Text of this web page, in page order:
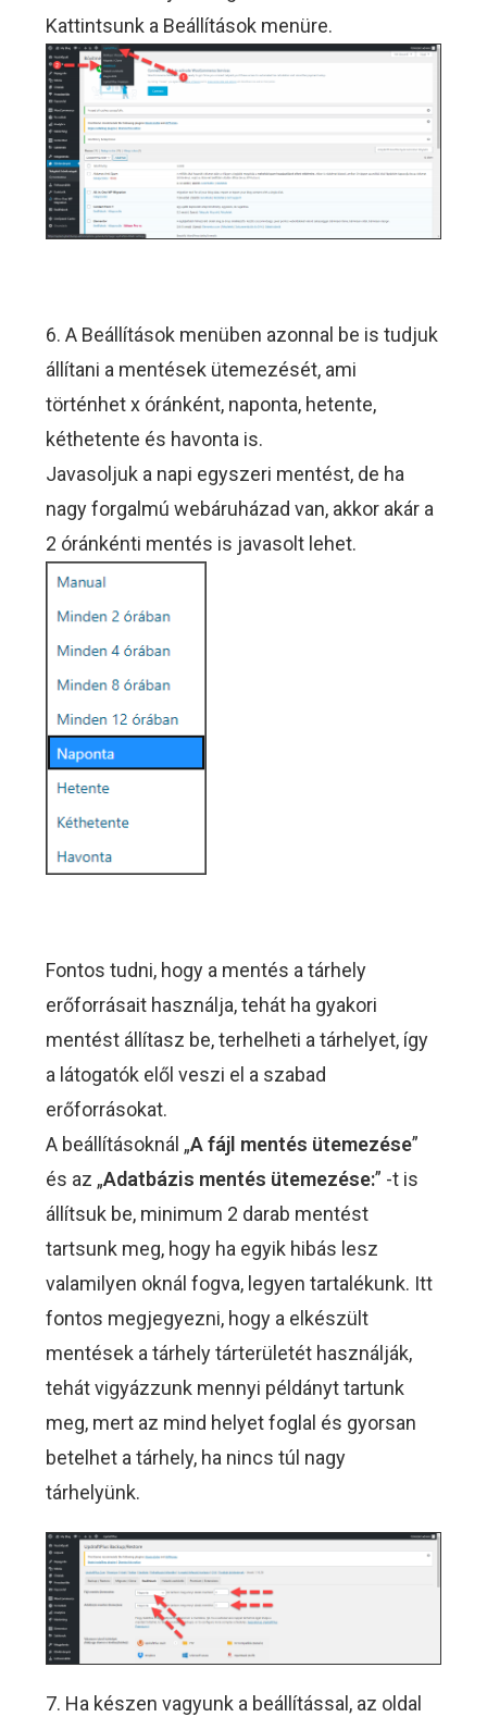
Kattintsunk a Beállítások menüre.
6. A Beállítások menüben azonnal be is tudjuk
állítani a mentések ütemezését, ami
történhet x óránként, naponta, hetente,
kéthetente és havonta is.
Javasoljuk a napi egyszeri mentést, de ha
nagy forgalmú webáruházad van, akkor akár a
2 óránkénti mentés is javasolt lehet.
Fontos tudni, hogy a mentés a tárhely
erőforrásait használja, tehát ha gyakori
mentést állítasz be, terhelheti a tárhelyet, így
a látogatók elől veszi el a szabad
erőforrásokat.
A beállításoknál „A fájl mentés ütemezése”
és az „Adatbázis mentés ütemezése:” -t is
állítsuk be, minimum 2 darab mentést
tartsunk meg, hogy ha egyik hibás lesz
valamilyen oknál fogva, legyen tartalékunk. Itt
fontos megjegyezni, hogy a elkészült
mentések a tárhely tárterületét használják,
tehát vigyázzunk mennyi példányt tartunk
meg, mert az mind helyet foglal és gyorsan
betelhet a tárhely, ha nincs túl nagy
tárhelyünk.
7. Ha készen vagyunk a beállítással, az oldal